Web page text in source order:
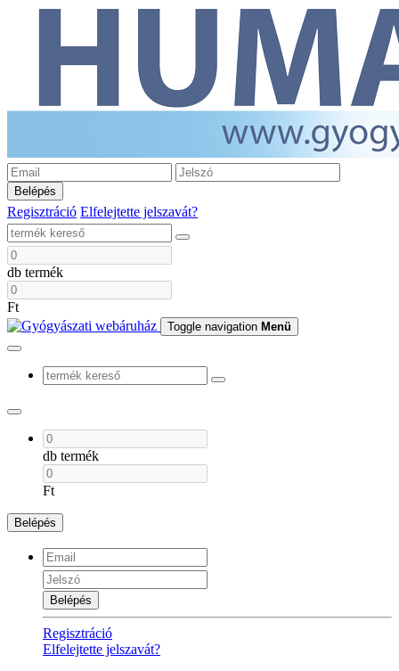
Belépés
Regisztráció Elfelejtette jelszavát?
db termék
Ft
Toggle navigation Menü
db termék
Ft
Belépés
Belépés
Regisztráció
Elfelejtette jelszavát?